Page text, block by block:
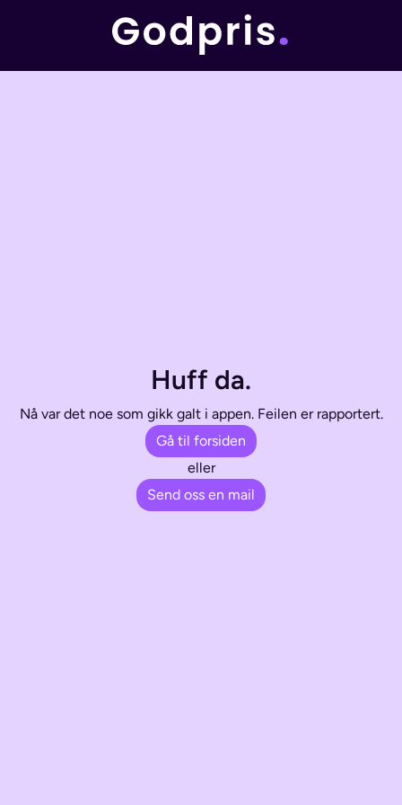
Huff da.
Nå var det noe som gikk galt i appen. Feilen er rapportert.
Gå til forsiden
eller
Send oss en mail